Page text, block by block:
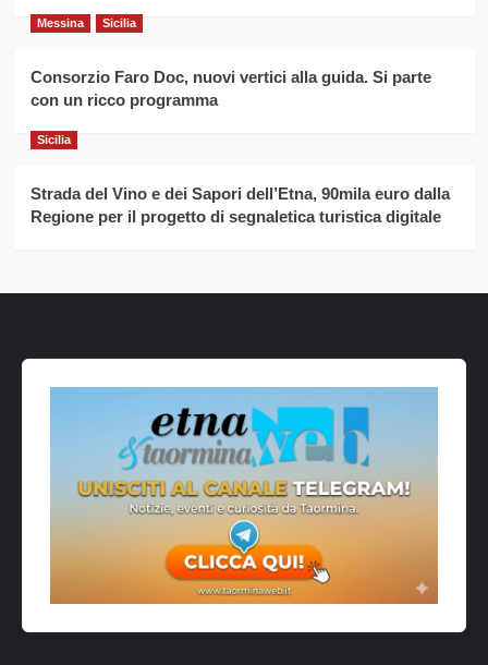
Messina Sicilia
Consorzio Faro Doc, nuovi vertici alla guida. Si parte
con un ricco programma
Sicilia
Strada del Vino e dei Sapori dell’Etna, 90mila euro dalla
Regione per il progetto di segnaletica turistica digitale